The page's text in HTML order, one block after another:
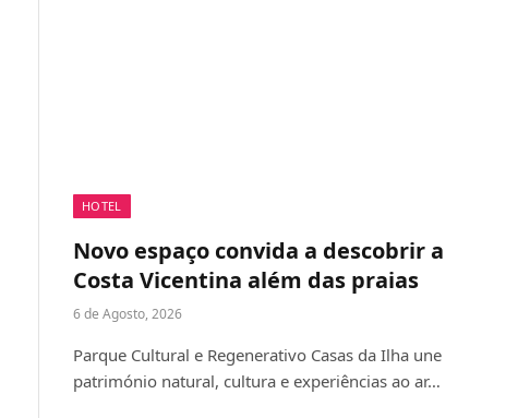
HOTEL
Novo espaço convida a descobrir a
Costa Vicentina além das praias
6 de Agosto, 2026
Parque Cultural e Regenerativo Casas da Ilha une
património natural, cultura e experiências ao ar…